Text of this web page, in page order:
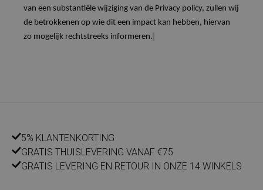
van een substantiële wijziging van de Privacy policy, zullen wij
de betrokkenen op wie dit een impact kan hebben, hiervan
zo mogelijk rechtstreeks informeren.
5% KLANTENKORTING
GRATIS THUISLEVERING VANAF €75
GRATIS LEVERING EN RETOUR IN ONZE 14 WINKELS